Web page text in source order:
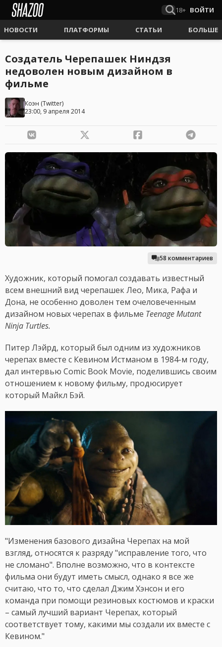
18+ ВОЙТИ
НОВОСТИ ПЛАТФОРМЫ СТАТЬИ БОЛЬШЕ
Создатель Черепашек Ниндзя
недоволен новым дизайном в
фильме
Коэн (Twitter)
23:00, 9 апреля 2014
58 комментариев
Художник, который помогал создавать известный
всем внешний вид черепашек Лео, Мика, Рафа и
Дона, не особенно доволен тем очеловеченным
дизайном новых черепах в фильме Teenage Mutant
Ninja Turtles.
Питер Лэйрд, который был одним из художников
черепах вместе с Кевином Истманом в 1984-м году,
дал интервью Comic Book Movie, поделившись своим
отношением к новому фильму, продюсирует
который Майкл Бэй.
"Изменения базового дизайна Черепах на мой
взгляд, относятся к разряду "исправление того, что
не сломано". Вполне возможно, что в контексте
фильма они будут иметь смысл, однако я все же
считаю, что то, что сделал Джим Хэнсон и его
команда при помощи резиновых костюмов и краски
– самый лучший вариант Черепах, который
соответствует тому, какими мы создали их вместе с
Кевином."